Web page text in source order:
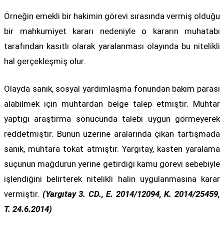
Örneğin emekli bir hakimin görevi sırasında vermiş olduğu
bir mahkumiyet kararı nedeniyle o kararın muhatabı
tarafından kasıtlı olarak yaralanması olayında bu nitelikli
hal gerçekleşmiş olur.
Olayda sanık, sosyal yardımlaşma fonundan bakım parası
alabilmek için muhtardan belge talep etmiştir. Muhtar
yaptığı araştırma sonucunda talebi uygun görmeyerek
reddetmiştir. Bunun üzerine aralarında çıkan tartışmada
sanık, muhtara tokat atmıştır. Yargıtay, kasten yaralama
suçunun mağdurun yerine getirdiği kamu görevi sebebiyle
işlendiğini belirterek nitelikli halin uygulanmasına karar
vermiştir. (Yargıtay 3. CD., E. 2014/12094, K. 2014/25459,
T. 24.6.2014)